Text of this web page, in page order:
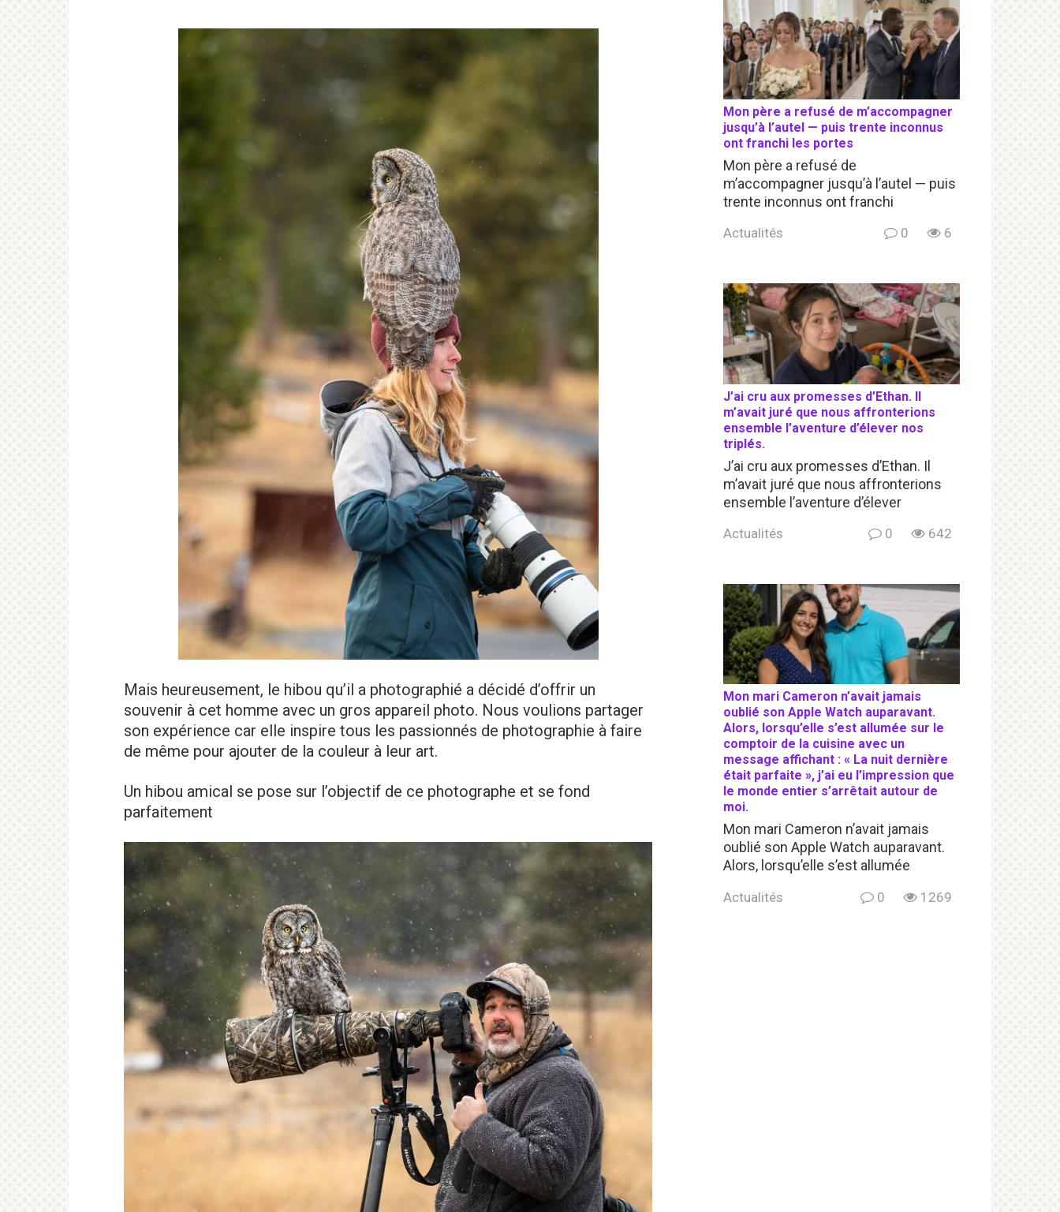
Mais heureusement, le hibou qu’il a photographié a décidé d’offrir un
souvenir à cet homme avec un gros appareil photo. Nous voulions partager
son expérience car elle inspire tous les passionnés de photographie à faire
de même pour ajouter de la couleur à leur art.
Un hibou amical se pose sur l’objectif de ce photographe et se fond
parfaitement
Mon père a refusé de m’accompagner
jusqu’à l’autel — puis trente inconnus
ont franchi les portes
Mon père a refusé de
m’accompagner jusqu’à l’autel — puis
trente inconnus ont franchi
Actualités 0 6
J’ai cru aux promesses d’Ethan. Il
m’avait juré que nous affronterions
ensemble l’aventure d’élever nos
triplés.
J’ai cru aux promesses d’Ethan. Il
m’avait juré que nous affronterions
ensemble l’aventure d’élever
Actualités 0 642
Mon mari Cameron n’avait jamais
oublié son Apple Watch auparavant.
Alors, lorsqu’elle s’est allumée sur le
comptoir de la cuisine avec un
message affichant : « La nuit dernière
était parfaite », j’ai eu l’impression que
le monde entier s’arrêtait autour de
moi.
Mon mari Cameron n’avait jamais
oublié son Apple Watch auparavant.
Alors, lorsqu’elle s’est allumée
Actualités 0 1269